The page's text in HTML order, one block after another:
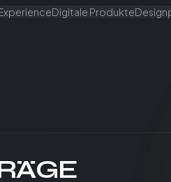
Digitale Produkte